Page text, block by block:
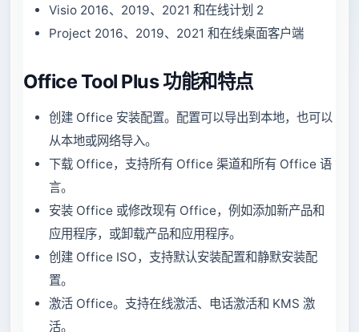
Visio 2016、2019、2021 和在线计划 2
Project 2016、2019、2021 和在线桌面客户端
Office Tool Plus 功能和特点
创建 Office 安装配置。配置可以导出到本地，也可以
从本地或网络导入。
下载 Office，支持所有 Office 渠道和所有 Office 语
言。
安装 Office 或修改现有 Office，例如添加新产品和
应用程序，或卸载产品和应用程序。
创建 Office ISO，支持默认安装配置和静默安装配
置。
激活 Office。支持在线激活、电话激活和 KMS 激
活。